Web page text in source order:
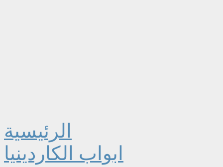
الرئيسية
ابواب الكاردينيا